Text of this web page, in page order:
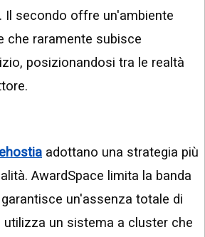
Il secondo offre un'ambiente
che raramente subisce
posizionandosi tra le realtà
adottano una strategia più
AwardSpace limita la banda
un'assenza totale di
utilizza un sistema a cluster che